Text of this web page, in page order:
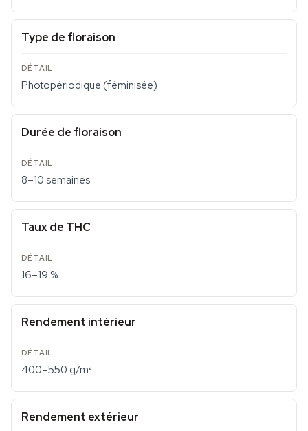
Type de floraison
Photopériodique (féminisée)
Durée de floraison
8–10 semaines
Taux de THC
16–19 %
Rendement intérieur
400–550 g/m²
Rendement extérieur